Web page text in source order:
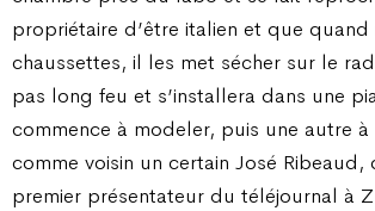
propriétaire d’être italien et que quand
chaussettes, il les met sécher sur le
pas long feu et s’installera dans une
commence à modeler, puis une autre à
comme voisin un certain José Ribeaud,
premier présentateur du téléjournal à